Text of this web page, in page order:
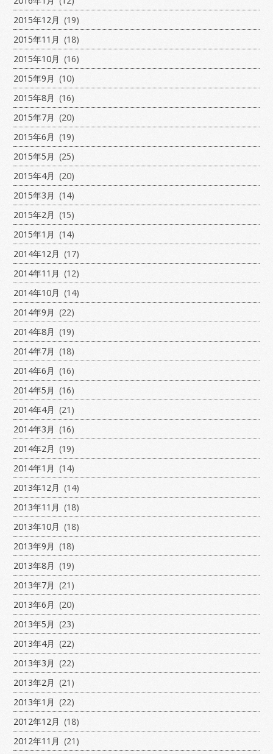
2015年12月 (19)
2015年11月 (18)
2015年10月 (16)
2015年9月 (10)
2015年8月 (16)
2015年7月 (20)
2015年6月 (19)
2015年5月 (25)
2015年4月 (20)
2015年3月 (14)
2015年2月 (15)
2015年1月 (14)
2014年12月 (17)
2014年11月 (12)
2014年10月 (14)
2014年9月 (22)
2014年8月 (19)
2014年7月 (18)
2014年6月 (16)
2014年5月 (16)
2014年4月 (21)
2014年3月 (16)
2014年2月 (19)
2014年1月 (14)
2013年12月 (14)
2013年11月 (18)
2013年10月 (18)
2013年9月 (18)
2013年8月 (19)
2013年7月 (21)
2013年6月 (20)
2013年5月 (23)
2013年4月 (22)
2013年3月 (22)
2013年2月 (21)
2013年1月 (22)
2012年12月 (18)
2012年11月 (21)